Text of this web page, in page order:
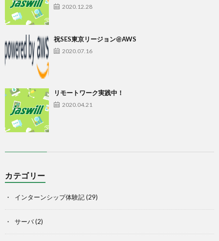
2020.12.28
祝SES東京リージョン@AWS
2020.07.16
リモートワーク実践中！
2020.04.21
カテゴリー
インターンシップ体験記(29)
サーバ(2)